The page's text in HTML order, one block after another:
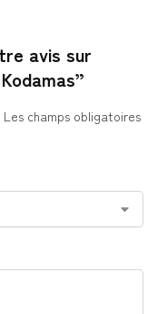
avis sur
Les champs obligatoires